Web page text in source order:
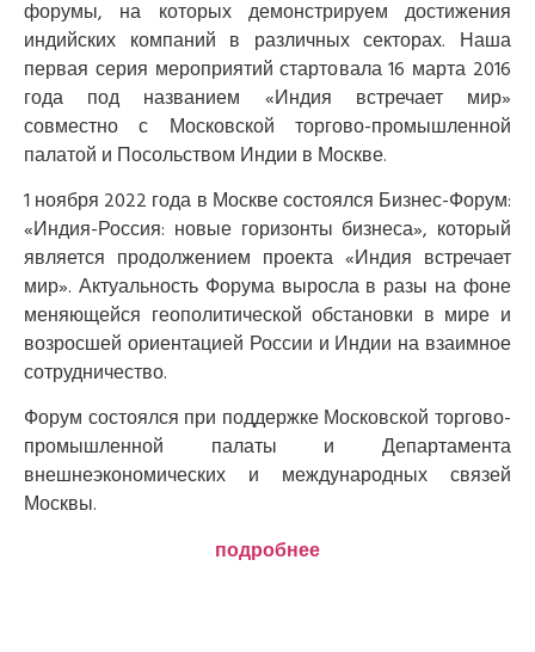
форумы, на которых демонстрируем достижения
индийских компаний в различных секторах. Наша
первая серия мероприятий стартовала 16 марта 2016
года под названием «Индия встречает мир»
совместно с Московской торгово-промышленной
палатой и Посольством Индии в Москве.
1 ноября 2022 года в Москве состоялся Бизнес-Форум:
«Индия-Россия: новые горизонты бизнеса», который
является продолжением проекта «Индия встречает
мир». Актуальность Форума выросла в разы на фоне
меняющейся геополитической обстановки в мире и
возросшей ориентацией России и Индии на взаимное
сотрудничество.
Форум состоялся при поддержке Московской торгово-
промышленной палаты и Департамента
внешнеэкономических и международных связей
Москвы.
подробнее